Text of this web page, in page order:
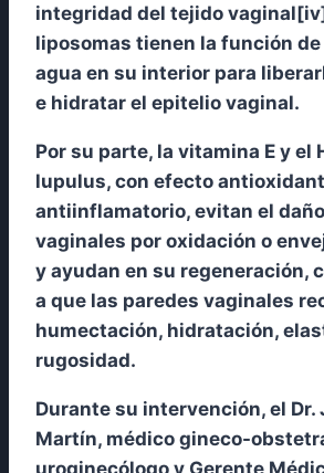
integridad del tejido
liposomas tienen la función
agua en su interior para
e hidratar el epitelio vaginal.
Por su parte, la vitamina E y el
lupulus, con efecto
antiinflamatorio, evitan el
vaginales por oxidación o
y ayudan en su regeneración,
a que las paredes vaginales
humectación, hidratación,
rugosidad.
Durante su intervención, el Dr.
Martín, médico gineco-